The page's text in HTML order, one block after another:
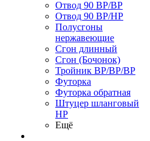
Отвод 90 ВР/ВР
Отвод 90 ВР/НР
Полусгоны
нержавеющие
Сгон длинный
Сгон (Бочонок)
Тройник ВР/ВР/ВР
Футорка
Футорка обратная
Штуцер шланговый
НР
Ещё